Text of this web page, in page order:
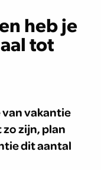
heb je
tot
vakantie
zijn, plan
dit aantal